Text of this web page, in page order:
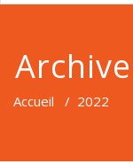
Accueil / 2022